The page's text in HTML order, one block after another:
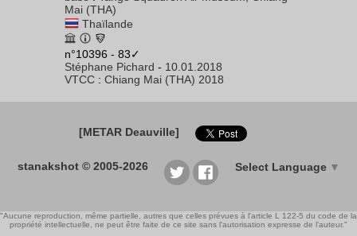
Mai (THA)
Thaïlande
n°10396 - 83✓
Stéphane Pichard - 10.01.2018
VTCC : Chiang Mai (THA) 2018
[METAR Deauville]
stanakshot © 2005-2026 Select Language ▼
"Aucune reproduction, même partielle, autres que celles prévues à l'article L 122-5 du code de la
propriété intellectuelle, ne peut être faite de ce site sans l'autorisation expresse de l'auteur."